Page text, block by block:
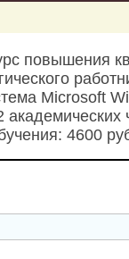
повышения
Microsoft
академических
4600